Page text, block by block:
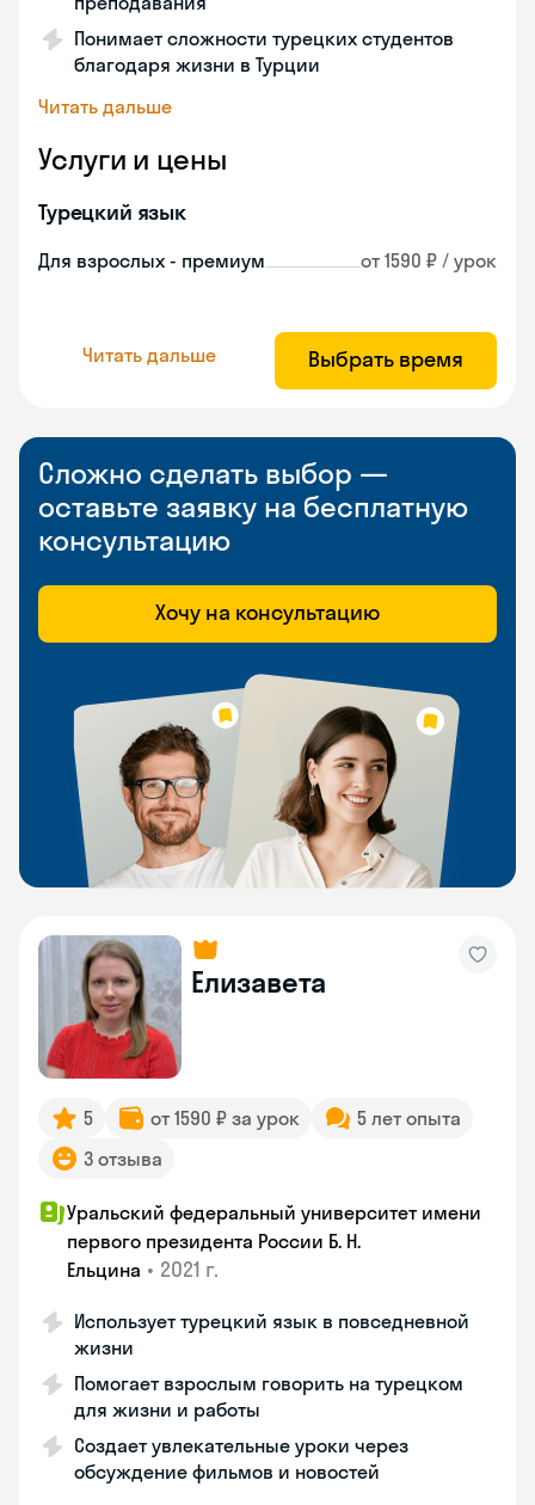
Понимает сложности турецких студентов
благодаря жизни в Турции
Читать дальше
Услуги и цены
Турецкий язык
Для взрослых - премиум от 1590 ₽ / урок
Читать дальше Выбрать время
Сложно сделать выбор —
оставьте заявку на бесплатную
консультацию
Хочу на консультацию
Елизавета
5 от 1590 ₽ за урок
5 лет опыта
3 отзыва
Уральский федеральный университет имени
первого президента России Б. Н.
Ельцина • 2021 г.
Использует турецкий язык в повседневной
жизни
Помогает взрослым говорить на турецком
для жизни и работы
Создает увлекательные уроки через
обсуждение фильмов и новостей